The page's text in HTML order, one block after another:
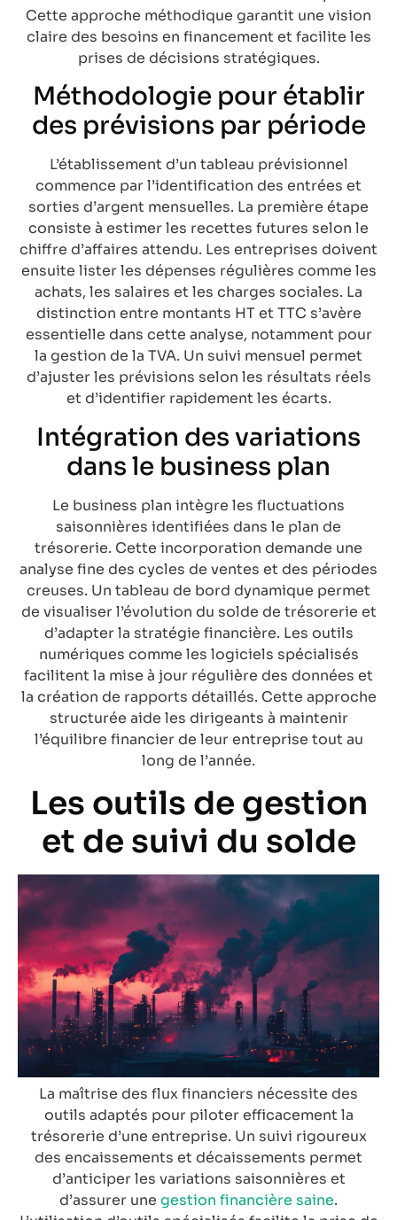
Cette approche méthodique garantit une vision
claire des besoins en financement et facilite les
prises de décisions stratégiques.
Méthodologie pour établir
des prévisions par période
L’établissement d’un tableau prévisionnel
commence par l’identification des entrées et
sorties d’argent mensuelles. La première étape
consiste à estimer les recettes futures selon le
chiffre d’affaires attendu. Les entreprises doivent
ensuite lister les dépenses régulières comme les
achats, les salaires et les charges sociales. La
distinction entre montants HT et TTC s’avère
essentielle dans cette analyse, notamment pour
la gestion de la TVA. Un suivi mensuel permet
d’ajuster les prévisions selon les résultats réels
et d’identifier rapidement les écarts.
Intégration des variations
dans le business plan
Le business plan intègre les fluctuations
saisonnières identifiées dans le plan de
trésorerie. Cette incorporation demande une
analyse fine des cycles de ventes et des périodes
creuses. Un tableau de bord dynamique permet
de visualiser l’évolution du solde de trésorerie et
d’adapter la stratégie financière. Les outils
numériques comme les logiciels spécialisés
facilitent la mise à jour régulière des données et
la création de rapports détaillés. Cette approche
structurée aide les dirigeants à maintenir
l’équilibre financier de leur entreprise tout au
long de l’année.
Les outils de gestion
et de suivi du solde
La maîtrise des flux financiers nécessite des
outils adaptés pour piloter efficacement la
trésorerie d’une entreprise. Un suivi rigoureux
des encaissements et décaissements permet
d’anticiper les variations saisonnières et
d’assurer une gestion financière saine.